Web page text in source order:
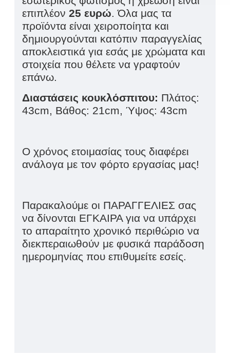
επιπλέον 25 ευρώ. Όλα μας τα
προϊόντα είναι χειροποίητα και
δημιουργούνται κατόπιν παραγγελίας
αποκλειστικά για εσάς με χρώματα και
στοιχεία που θέλετε να γραφτούν
επάνω.
Διαστάσεις κουκλόσπιτου: Πλάτος:
43cm, Βάθος: 21cm, Ύψος: 43cm
Ο χρόνος ετοιμασίας τους διαφέρει
ανάλογα με τον φόρτο εργασίας μας!
Παρακαλούμε οι ΠΑΡΑΓΓΕΛΙΕΣ σας
να δίνονται ΕΓΚΑΙΡΑ για να υπάρχει
το απαραίτητο χρονικό περιθώριο να
διεκπεραιωθούν με φυσικά παράδοση
ημερομηνίας που επιθυμείτε εσείς.